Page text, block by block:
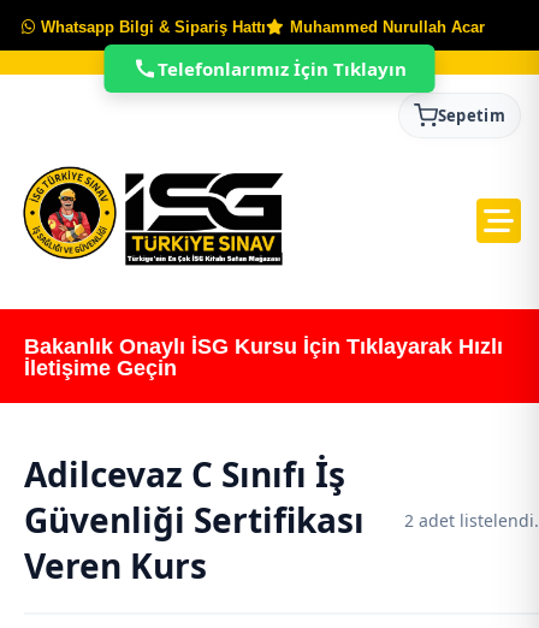
Whatsapp Bilgi & Sipariş Hattı Muhammed Nurullah Acar
Sepetim
Bakanlık Onaylı İSG Kursu İçin Tıklayarak Hızlı
İletişime Geçin
Adilcevaz C Sınıfı İş
Güvenliği Sertifikası
Veren Kurs
2 adet listelendi.
Telefonlarımız İçin Tıklayın